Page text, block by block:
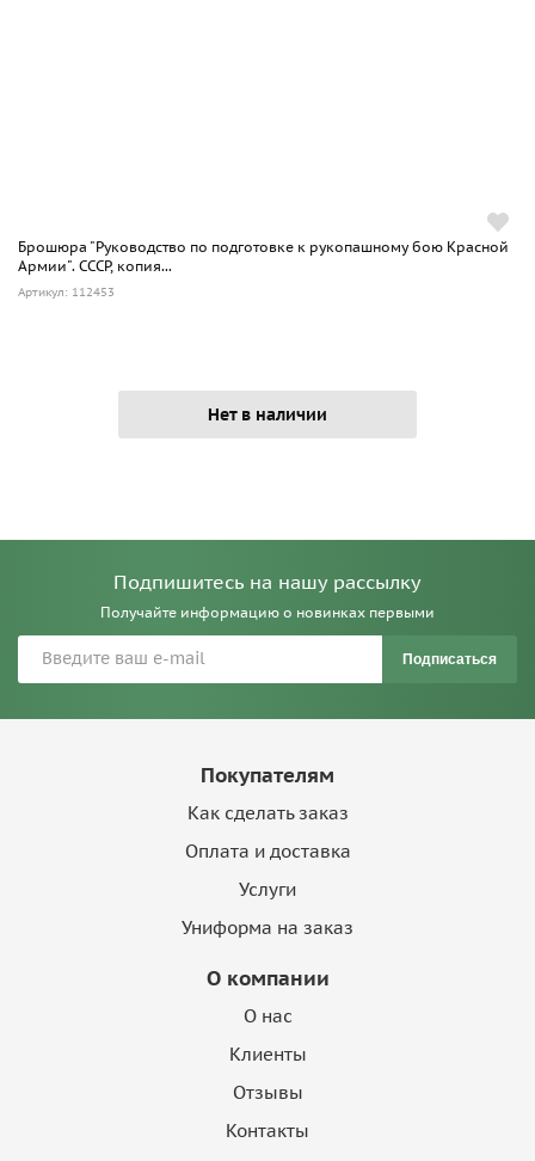
Брошюра "Руководство по подготовке к рукопашному бою Красной
Армии". СССР, копия...
Артикул: 112453
Нет в наличии
Подпишитесь на нашу рассылку
Получайте информацию о новинках первыми
Подписаться
Покупателям
Как сделать заказ
Оплата и доставка
Услуги
Униформа на заказ
О компании
О нас
Клиенты
Отзывы
Контакты